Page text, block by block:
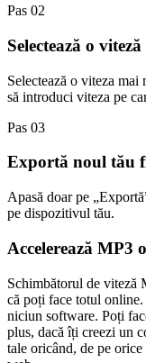
Pas 02
Selectează o viteză
Selectează o viteza mai
să introduci viteza pe
Pas 03
Exportă noul tău
Apasă doar pe
pe dispozitivul tău.
Accelerează MP3
Schimbătorul de viteză
că poți face totul online.
niciun software. Poți
plus, dacă îți creezi un
tale oricând, de pe